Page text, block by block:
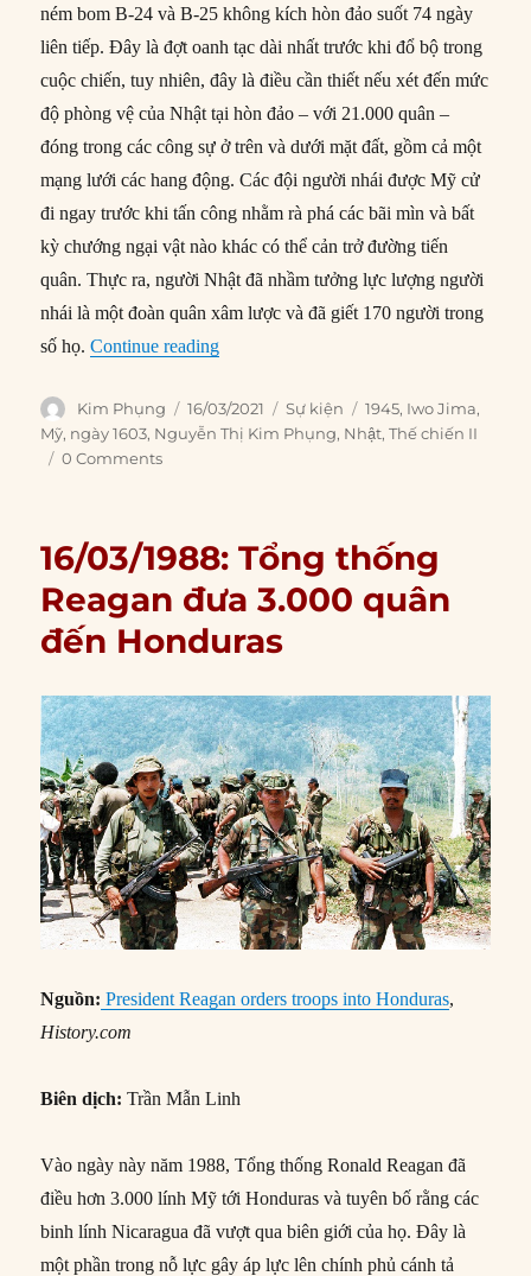
ném bom B-24 và B-25 không kích hòn đảo suốt 74 ngày
liên tiếp. Đây là đợt oanh tạc dài nhất trước khi đổ bộ trong
cuộc chiến, tuy nhiên, đây là điều cần thiết nếu xét đến mức
độ phòng vệ của Nhật tại hòn đảo – với 21.000 quân –
đóng trong các công sự ở trên và dưới mặt đất, gồm cả một
mạng lưới các hang động. Các đội người nhái được Mỹ cử
đi ngay trước khi tấn công nhằm rà phá các bãi mìn và bất
kỳ chướng ngại vật nào khác có thể cản trở đường tiến
quân. Thực ra, người Nhật đã nhầm tưởng lực lượng người
nhái là một đoàn quân xâm lược và đã giết 170 người trong
số họ.Continue reading“16/03/1945: Giao tranh tại Iwo Jima kết
Author
Kim Phụng
Posted
on
16/03/2021 Categories
Sự kiện Tags
1945, Iwo Jima,
Mỹ, ngày 1603, Nguyễn Thị Kim Phụng, Nhật,Thế chiến II
0 Comments
16/03/1988: Tổng thống
Reagan đưa 3.000 quân
đến Honduras
Nguồn: President Reagan orders troops into Honduras,
History.com
Biên dịch: Trần Mẫn Linh
Vào ngày này năm 1988, Tổng thống Ronald Reagan đã
điều hơn 3.000 lính Mỹ tới Honduras và tuyên bố rằng các
binh lính Nicaragua đã vượt qua biên giới của họ. Đây là
một phần trong nỗ lực gây áp lực lên chính phủ cánh tả